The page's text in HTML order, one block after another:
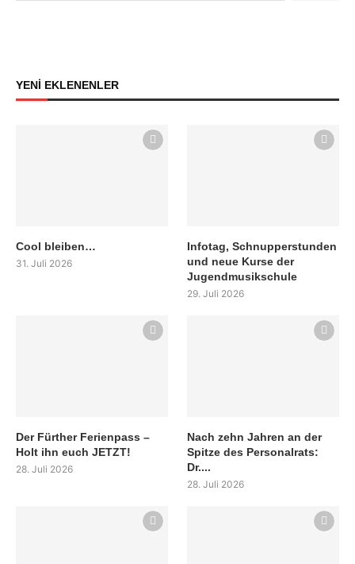
YENİ EKLENENLER
Cool bleiben…
31. Juli 2026
Infotag, Schnupperstunden
und neue Kurse der
Jugendmusikschule
29. Juli 2026
Der Fürther Ferienpass –
Holt ihn euch JETZT!
28. Juli 2026
Nach zehn Jahren an der
Spitze des Personalrats:
Dr....
28. Juli 2026